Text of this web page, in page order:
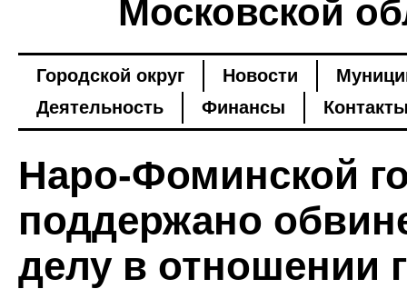
Московской
Городской округ Новости
Деятельность
Финансы
Наро-Фоминской
поддержано
делу в отношении